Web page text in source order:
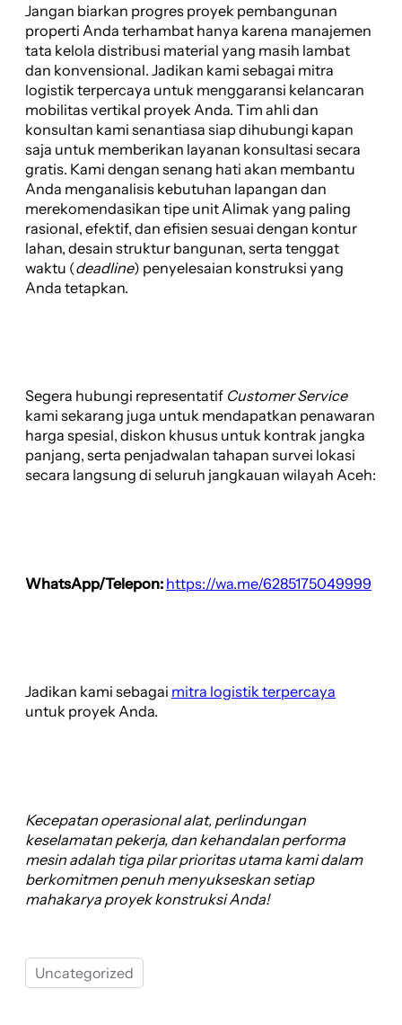
Jangan biarkan progres proyek pembangunan
properti Anda terhambat hanya karena manajemen
tata kelola distribusi material yang masih lambat
dan konvensional. Jadikan kami sebagai mitra
logistik terpercaya untuk menggaransi kelancaran
mobilitas vertikal proyek Anda. Tim ahli dan
konsultan kami senantiasa siap dihubungi kapan
saja untuk memberikan layanan konsultasi secara
gratis. Kami dengan senang hati akan membantu
Anda menganalisis kebutuhan lapangan dan
merekomendasikan tipe unit Alimak yang paling
rasional, efektif, dan efisien sesuai dengan kontur
lahan, desain struktur bangunan, serta tenggat
waktu (deadline) penyelesaian konstruksi yang
Anda tetapkan.
Segera hubungi representatif Customer Service
kami sekarang juga untuk mendapatkan penawaran
harga spesial, diskon khusus untuk kontrak jangka
panjang, serta penjadwalan tahapan survei lokasi
secara langsung di seluruh jangkauan wilayah Aceh:
WhatsApp/Telepon: https://wa.me/6285175049999
Jadikan kami sebagai mitra logistik terpercaya
untuk proyek Anda.
Kecepatan operasional alat, perlindungan
keselamatan pekerja, dan kehandalan performa
mesin adalah tiga pilar prioritas utama kami dalam
berkomitmen penuh menyukseskan setiap
mahakarya proyek konstruksi Anda!
Uncategorized